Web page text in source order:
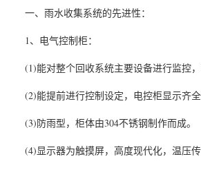
一、雨水收集系统的先进性：
1、电气控制柜：
(1)能对整个回收系统主要设备进行监控，
(2)能提前进行控制设定，电控柜显示齐全
(3)防雨型，柜体由304不锈钢制作而成。
(4)显示器为触摸屏，高度现代化，温压传